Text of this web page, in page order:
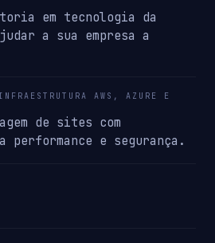
em tecnologia da
a sua empresa a
AWS, AZURE E
de sites com
e segurança.